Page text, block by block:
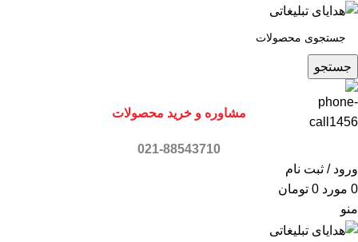
جستجو
مشاوره و خرید محصولات
021-88543710
ورود / ثبت نام
0 مورد 0 تومان
منو